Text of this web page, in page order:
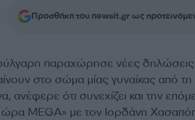
Προσθήκη του newsit.gr ως
παραχώρησε νέες δηλώσεις
στο σώμα μίας γυναίκας από τη
ανέφερε ότι συνεχίζει και την
ώρα MEGA» με τον Ιορδάνη